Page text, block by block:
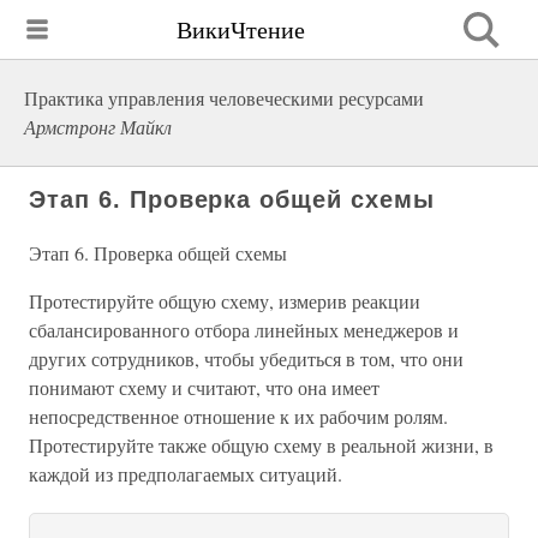
ВикиЧтение
Практика управления человеческими ресурсами
Армстронг Майкл
Этап 6. Проверка общей схемы
Этап 6. Проверка общей схемы
Протестируйте общую схему, измерив реакции
сбалансированного отбора линейных менеджеров и
других сотрудников, чтобы убедиться в том, что они
понимают схему и считают, что она имеет
непосредственное отношение к их рабочим ролям.
Протестируйте также общую схему в реальной жизни, в
каждой из предполагаемых ситуаций.